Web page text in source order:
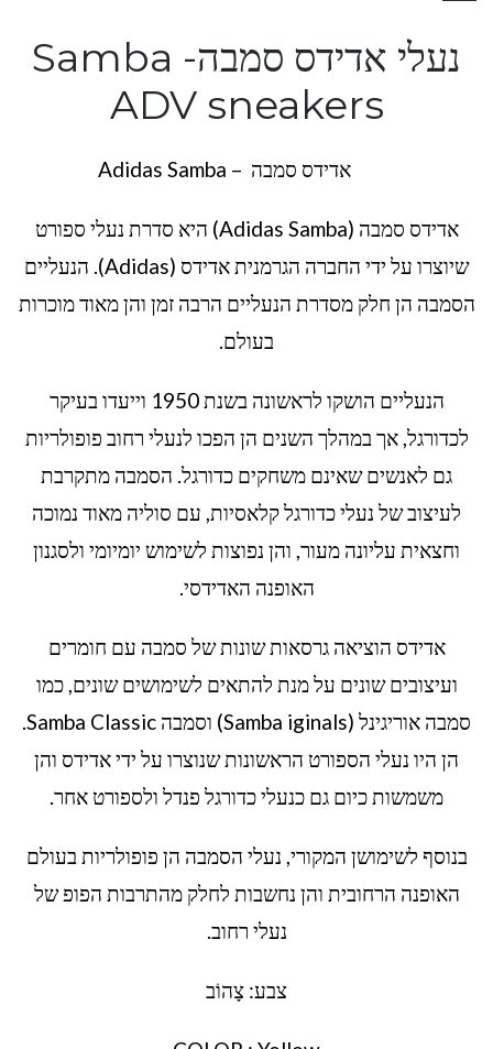
נעלי אדידס סמבה- Samba
ADV sneakers
אדידס סמבה – Adidas Samba
אדידס סמבה (Adidas Samba) היא סדרת נעלי ספורט
שיוצרו על ידי החברה הגרמנית אדידס (Adidas). הנעליים
הסמבה הן חלק מסדרת הנעליים הרבה זמן והן מאוד מוכרות
בעולם.
הנעליים הושקו לראשונה בשנת 1950 וייעדו בעיקר
לכדורגל, אך במהלך השנים הן הפכו לנעלי רחוב פופולריות
גם לאנשים שאינם משחקים כדורגל. הסמבה מתקרבת
לעיצוב של נעלי כדורגל קלאסיות, עם סוליה מאוד נמוכה
וחצאית עליונה מעור, והן נפוצות לשימוש יומיומי ולסגנון
האופנה האדידסי.
אדידס הוציאה גרסאות שונות של סמבה עם חומרים
ועיצובים שונים על מנת להתאים לשימושים שונים, כמו
סמבה אוריגינל (Samba iginals) וסמבה Samba Classic.
הן היו נעלי הספורט הראשונות שנוצרו על ידי אדידס והן
משמשות כיום גם כנעלי כדורגל פנדל ולספורט אחר.
בנוסף לשימושן המקורי, נעלי הסמבה הן פופולריות בעולם
האופנה הרחובית והן נחשבות לחלק מהתרבות הפופ של
נעלי רחוב.
צבע: צָהוֹב